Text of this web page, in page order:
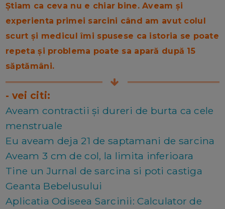
Știam ca ceva nu e chiar bine. Aveam și
experienta primei sarcini când am avut colul
scurt și medicul îmi spusese ca istoria se poate
repeta și problema poate sa apară după 15
săptămâni.
- vei citi:
Aveam contractii și dureri de burta ca cele
menstruale
Eu aveam deja 21 de saptamani de sarcina
Aveam 3 cm de col, la limita inferioara
Tine un Jurnal de sarcina si poti castiga
Geanta Bebelusului
Aplicatia Odiseea Sarcinii: Calculator de